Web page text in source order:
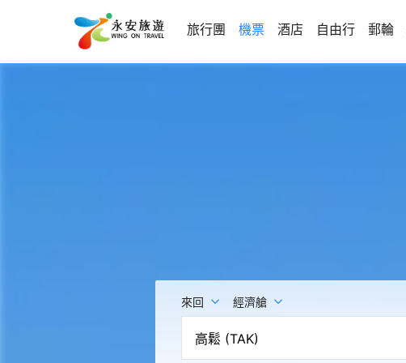
旅行團 機票 酒店 自由行 郵輪
來回 經濟艙